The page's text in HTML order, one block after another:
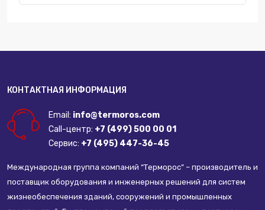
КОНТАКТНАЯ ИНФОРМАЦИЯ
Email: info@termoros.com
Call-центр: +7 (499) 500 00 01
Сервис: +7 (495) 447-36-45
Международная группа компаний “Терморос” – производитель и
поставщик оборудования и инженерных решений для систем
жизнеобеспечения зданий, сооружений и промышленных